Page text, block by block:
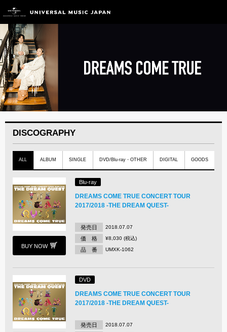
DISCOGRAPHY
ALL ALBUM SINGLE DVD/Blu-ray・OTHER DIGITAL GOODS
BUY NOW
Blu-ray
DREAMS COME TRUE CONCERT TOUR
2017/2018 -THE DREAM QUEST-
発売日 2018.07.07
価 格 ¥8,030 (税込)
品 番 UMXK-1062
DVD
DREAMS COME TRUE CONCERT TOUR
2017/2018 -THE DREAM QUEST-
発売日 2018.07.07